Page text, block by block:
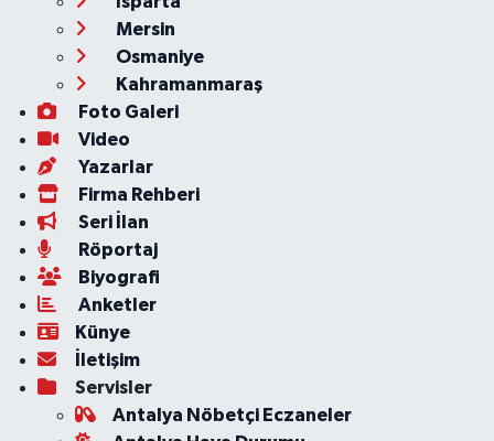
Mersin
Osmaniye
Kahramanmaraş
Foto Galeri
Video
Yazarlar
Firma Rehberi
Seri İlan
Röportaj
Biyografi
Anketler
Künye
İletişim
Servisler
Antalya Nöbetçi Eczaneler